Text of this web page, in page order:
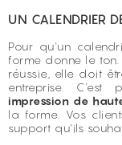
UN CALENDRIER
Pour qu'un
forme donne le
réussie, elle doit
entreprise. C'est
impression de
la forme. Vos
support qu'ils